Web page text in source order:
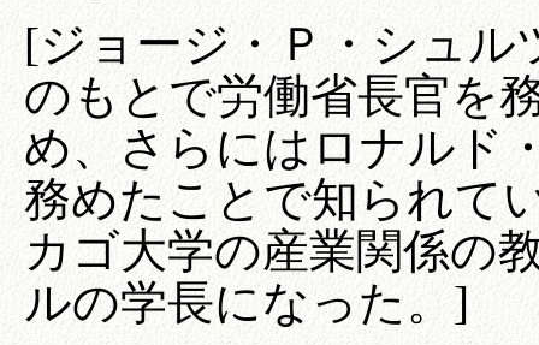
[ジョージ・Ｐ・シュル
のもとで労働省長官を
め、さらにはロナルド
務めたことで知られて
カゴ大学の産業関係の
ルの学長になった。]